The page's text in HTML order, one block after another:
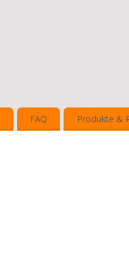
FAQ Produkte &